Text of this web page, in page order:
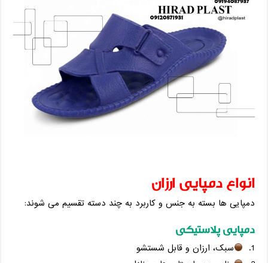
انواع دمپایی ارزان
دمپایی‌ ها بسته به جنس و کاربرد به چند دسته تقسیم می‌ شوند:
دمپایی پلاستیکی
سبک، ارزان و قابل شستشو